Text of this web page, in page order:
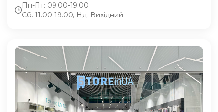
Пн-Пт: 09:00-19:00
Сб: 11:00-19:00, Нд: Вихідний